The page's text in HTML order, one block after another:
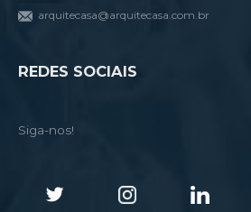
arquitecasa@arquitecasa.com.br
REDES SOCIAIS
Siga-nos!